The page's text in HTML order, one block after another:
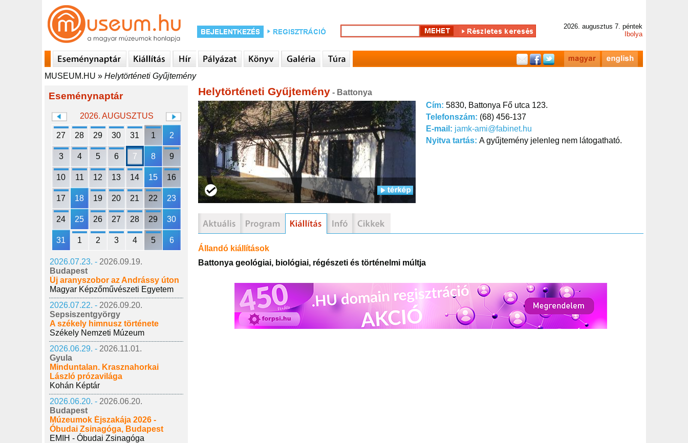
2026. augusztus 7. péntek
Ibolya
MUSEUM.HU » Helytörténeti Gyűjtemény
Eseménynaptár
2026. AUGUSZTUS
27 28 29 30 31 1 2
3 4 5 6 7 8 9
10 11 12 13 14 15 16
17 18 19 20 21 22 23
24 25 26 27 28 29 30
31 1 2 3 4 5 6
2026.07.23. - 2026.09.19.
Budapest
Új aranyszobor az Andrássy úton
Magyar Képzőművészeti Egyetem
2026.07.22. - 2026.09.20.
Sepsiszentgyörgy
A székely himnusz története
Székely Nemzeti Múzeum
2026.06.29. - 2026.11.01.
Gyula
Minduntalan. Krasznahorkai
László prózavilága
Kohán Képtár
2026.06.20. - 2026.06.20.
Budapest
Múzeumok Éjszakája 2026 -
Óbudai Zsinagóga, Budapest
EMIH - Óbudai Zsinagóga
Helytörténeti Gyűjtemény - Battonya
Cím: 5830, Battonya Fő utca 123.
Telefonszám: (68) 456-137
E-mail: jamk-ami@fabinet.hu
Nyitva tartás: A gyűjtemény jelenleg nem látogatható.
Állandó kiállítások
Battonya geológiai, biológiai, régészeti és történelmi múltja